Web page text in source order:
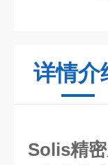
详情介
Solis精